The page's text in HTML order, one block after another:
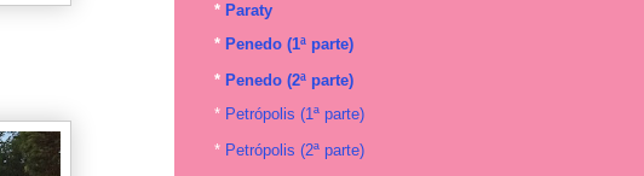
* Paraty
* Penedo (1ª parte)
* Penedo (2ª parte)
* Petrópolis (1ª parte)
* Petrópolis (2ª parte)